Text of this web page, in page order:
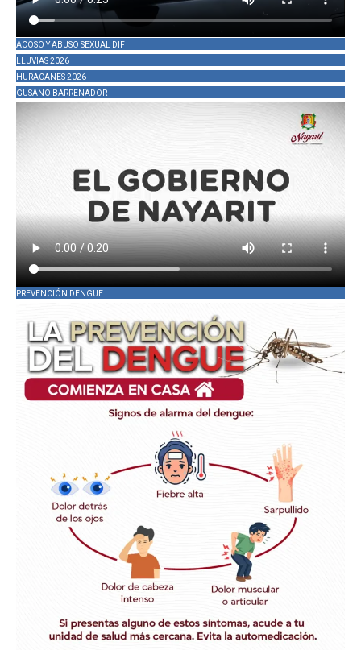
ACOSO Y ABUSO SEXUAL DIF
LLUVIAS 2026
HURACANES 2026
GUSANO BARRENADOR
PREVENCIÓN DENGUE